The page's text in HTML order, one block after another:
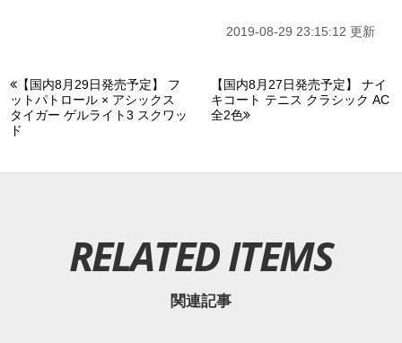
2019-08-29 23:15:12 更新
【国内8月29日発売予定】 フ
ットパトロール × アシックス
タイガー ゲルライト3 スクワッ
ド
【国内8月27日発売予定】 ナイ
キコート テニス クラシック AC
全2色
RELATED ITEMS
関連記事